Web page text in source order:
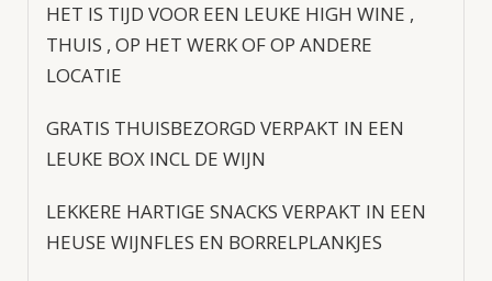
HET IS TIJD VOOR EEN LEUKE HIGH WINE ,
THUIS , OP HET WERK OF OP ANDERE
LOCATIE
GRATIS THUISBEZORGD VERPAKT IN EEN
LEUKE BOX INCL DE WIJN
LEKKERE HARTIGE SNACKS VERPAKT IN EEN
HEUSE WIJNFLES EN BORRELPLANKJES